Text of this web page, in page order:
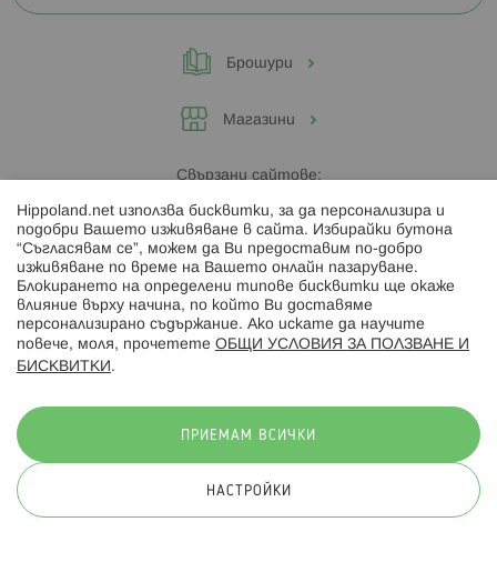
Брошури
Магазини
Свързани сайтове:
Hippoland.ro
Последвайте ни:
© 2026 Hippoland.net. Всички права запазени
Hippoland.net използва бисквитки, за да персонализира и
подобри Вашето изживяване в сайта. Избирайки бутона
“Съгласявам се”, можем да Ви предоставим по-добро
изживяване по време на Вашето онлайн пазаруване.
Блокирането на определени типове бисквитки ще окаже
влияние върху начина, по който Ви доставяме
персонализирано съдържание. Ако искате да научите
повече, моля, прочетете ОБЩИ УСЛОВИЯ ЗА ПОЛЗВАНЕ И
БИСКВИТКИ .
ПРИЕМАМ ВСИЧКИ
НАСТРОЙКИ